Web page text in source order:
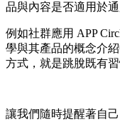
品與內容是否適用於通
例如社群應用 APP
學與其產品的概念介
方式，就是跳脫既有
讓我們隨時提醒著自